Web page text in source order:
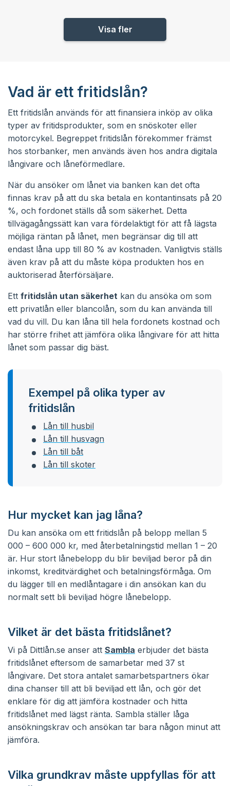
Visa fler
Vad är ett fritidslån?
Ett fritidslån används för att finansiera inköp av olika
typer av fritidsprodukter, som en snöskoter eller
motorcykel. Begreppet fritidslån förekommer främst
hos storbanker, men används även hos andra digitala
långivare och låneförmedlare.
När du ansöker om lånet via banken kan det ofta
finnas krav på att du ska betala en kontantinsats på 20
%, och fordonet ställs då som säkerhet. Detta
tillvägagångssätt kan vara fördelaktigt för att få lägsta
möjliga räntan på lånet, men begränsar dig till att
endast låna upp till 80 % av kostnaden. Vanligtvis ställs
även krav på att du måste köpa produkten hos en
auktoriserad återförsäljare.
Ett fritidslån utan säkerhet kan du ansöka om som
ett privatlån eller blancolån, som du kan använda till
vad du vill. Du kan låna till hela fordonets kostnad och
har större frihet att jämföra olika långivare för att hitta
lånet som passar dig bäst.
Exempel på olika typer av
fritidslån
Lån till husbil
Lån till husvagn
Lån till båt
Lån till skoter
Hur mycket kan jag låna?
Du kan ansöka om ett fritidslån på belopp mellan 5
000 – 600 000 kr, med återbetalningstid mellan 1 – 20
är. Hur stort lånebelopp du blir beviljad beror på din
inkomst, kreditvärdighet och betalningsförmåga. Om
du lägger till en medlåntagare i din ansökan kan du
normalt sett bli beviljad högre lånebelopp.
Vilket är det bästa fritidslånet?
Vi på Dittlån.se anser att Sambla erbjuder det bästa
fritidslånet eftersom de samarbetar med 37 st
långivare. Det stora antalet samarbetspartners ökar
dina chanser till att bli beviljad ett lån, och gör det
enklare för dig att jämföra kostnader och hitta
fritidslånet med lägst ränta. Sambla ställer låga
ansökningskrav och ansökan tar bara någon minut att
jämföra.
Vilka grundkrav måste uppfyllas för att